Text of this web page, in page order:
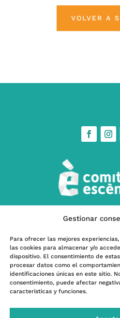
Gestionar
Para ofrecer las mejores
las cookies para almacenar y/o
dispositivo. El consentimiento de
procesar datos como el
identificaciones únicas en este sitio.
consentimiento, puede afectar
características y funciones.
VOLVER A
w Contáctanos
l Subscríbete a
Programa kit Digital –
Europea -Next